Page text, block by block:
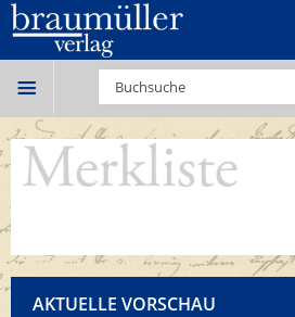
AKTUELLE VORSCHAU